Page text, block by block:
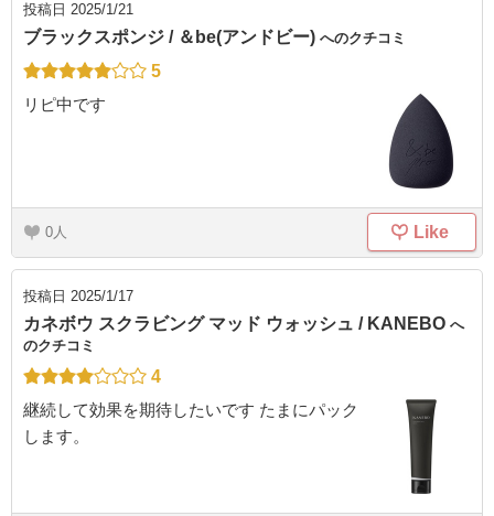
投稿日 2025/1/21
ブラックスポンジ / ＆be(アンドビー) へのクチコミ
5
リピ中です
0 Like
投稿日 2025/1/17
カネボウ スクラビング マッド ウォッシュ / KANEBO へ
のクチコミ
4
継続して効果を期待したいです たまにパック
します。